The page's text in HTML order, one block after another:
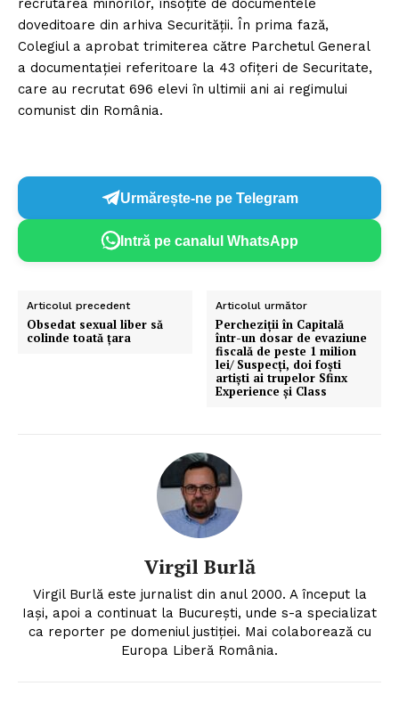
recrutarea minorilor, însoţite de documentele
doveditoare din arhiva Securităţii. În prima fază,
Colegiul a aprobat trimiterea către Parchetul General
a documentaţiei referitoare la 43 ofiţeri de Securitate,
care au recrutat 696 elevi în ultimii ani ai regimului
comunist din România.
Urmărește-ne pe Telegram
Intră pe canalul WhatsApp
Articolul precedent
Obsedat sexual liber să
colinde toată ţara
Articolul următor
Percheziții în Capitală
într-un dosar de evaziune
fiscală de peste 1 milion
lei/ Suspecți, doi foști
artiști ai trupelor Sfinx
Experience și Class
Virgil Burlă
Virgil Burlă este jurnalist din anul 2000. A început la
Iași, apoi a continuat la București, unde s-a specializat
ca reporter pe domeniul justiției. Mai colaborează cu
Europa Liberă România.